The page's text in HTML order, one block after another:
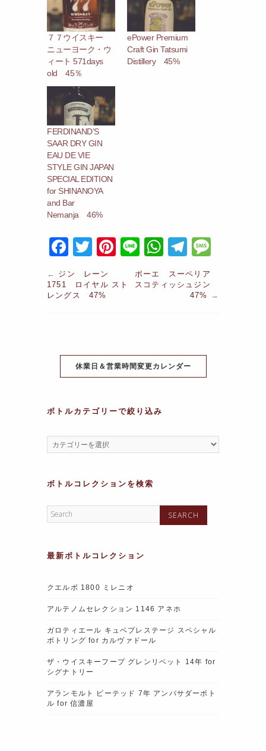
７７ウイスキー
ニューヨーク・ウ
ィート 571days
old 45％
ePower Premium
Craft Gin Tatsumi
Distillery 45%
FERDINAND’S
SAAR DRY GIN
EAU DE VIE
STYLE GIN JAPAN
SPECIAL EDITION
for SHINANOYA
and Bar
Nemanja 46%
F
a
c
e
o
k
T
w
itt
er
Pi
er
Li
n
e
W
h
at
p
T
el
e
gr s
← ジン レーン
1751 ロイヤル スト
レングス 47%
ボーエ スーペリア
スコティッシュジン
47%
→
休業日＆営業時間変更カレンダー
ボトルカテゴリーで絞り込み
ボトルコレクションを検索
最新ボトルコレクション
クエルボ 1800 ミレニオ
アルテノムセレクション 1146 アネホ
ガロティエール キュベプレステージ スペシャル
ボトリング for カルヴァドール
ザ・ウイスキーフープ グレンリベット 14年 for
シグナトリー
アランモルト ピーテッド 7年 アンバサダーボト
ル for 信濃屋